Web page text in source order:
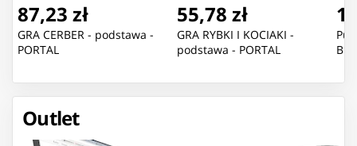
87,23 zł
GRA CERBER - podstawa -
PORTAL
55,78 zł
GRA RYBKI I KOCIAKI -
podstawa - PORTAL
Outlet